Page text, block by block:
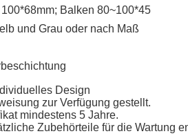
Balken 80~100*45
und Grau oder nach Maß
Design
zur Verfügung gestellt.
mindestens 5 Jahre.
Zubehörteile für die Wartung